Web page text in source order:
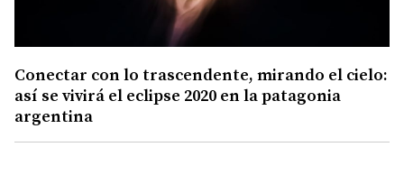
Conectar con lo trascendente, mirando el cielo:
así se vivirá el eclipse 2020 en la patagonia
argentina